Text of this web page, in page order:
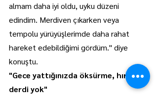
almam daha iyi oldu, uyku düzeni
edindim. Merdiven çıkarken veya
tempolu yürüyüşlerimde daha rahat
hareket edebildiğimi gördüm." diye
konuştu.
"Gece yattığınızda öksürme, hırıltı
derdi yok"